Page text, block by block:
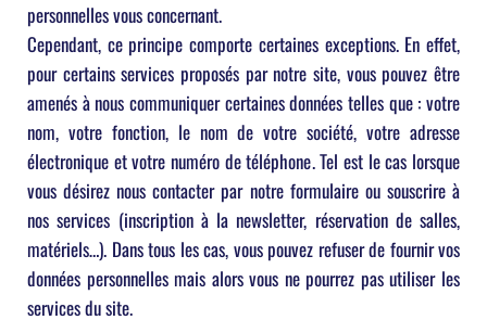
personnelles vous concernant.
Cependant, ce principe comporte certaines exceptions. En effet,
pour certains services proposés par notre site, vous pouvez être
amenés à nous communiquer certaines données telles que : votre
nom, votre fonction, le nom de votre société, votre adresse
électronique et votre numéro de téléphone. Tel est le cas lorsque
vous désirez nous contacter par notre formulaire ou souscrire à
nos services (inscription à la newsletter, réservation de salles,
matériels…). Dans tous les cas, vous pouvez refuser de fournir vos
données personnelles mais alors vous ne pourrez pas utiliser les
services du site.